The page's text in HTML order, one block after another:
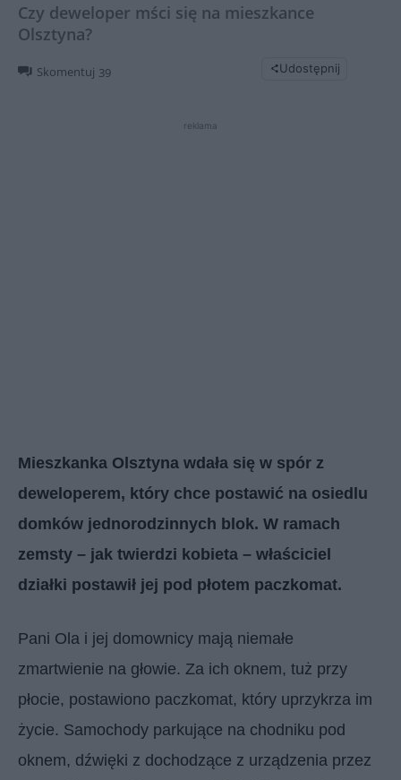
Czy deweloper mści się na mieszkance
Olsztyna?
Skomentuj 39 Udostępnij
reklama
Mieszkanka Olsztyna wdała się w spór z
deweloperem, który chce postawić na osiedlu
domków jednorodzinnych blok. W ramach
zemsty – jak twierdzi kobieta – właściciel
działki postawił jej pod płotem paczkomat.
Pani Ola i jej domownicy mają niemałe
zmartwienie na głowie. Za ich oknem, tuż przy
płocie, postawiono paczkomat, który uprzykrza im
życie. Samochody parkujące na chodniku pod
oknem, dźwięki z dochodzące z urządzenia przez